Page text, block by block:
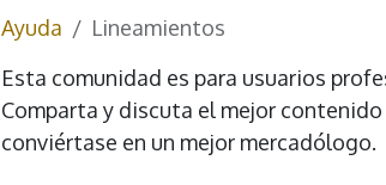
Ayuda
Lineamientos
Esta comunidad es para usuarios
Comparta y discuta el mejor
conviértase en un mejor mercadólogo.